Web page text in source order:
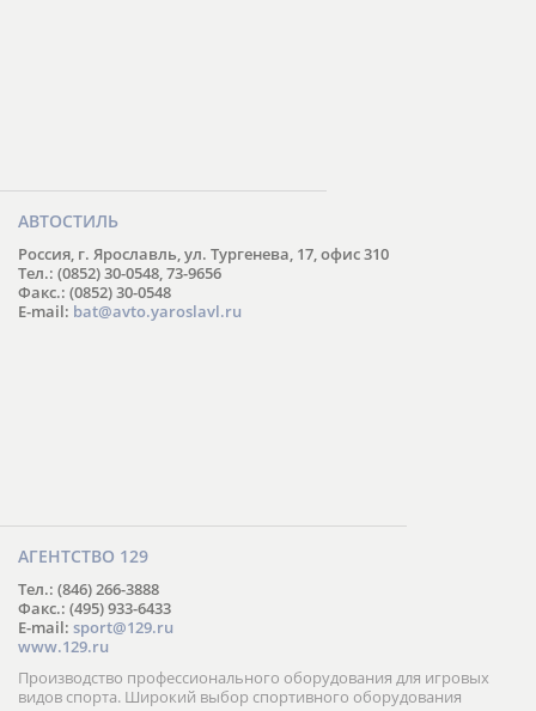
АВТОСТИЛЬ
Россия, г. Ярославль, ул. Тургенева, 17, офис 310
Тел.: (0852) 30-0548, 73-9656
Факс.: (0852) 30-0548
E-mail: bat@avto.yaroslavl.ru
АГЕНТСТВО 129
Тел.: (846) 266-3888
Факс.: (495) 933-6433
E-mail: sport@129.ru
www.129.ru
Производство профессионального оборудования для игровых
видов спорта. Широкий выбор спортивного оборудования